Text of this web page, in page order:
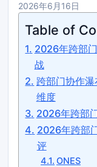
2026年6月16日
Table of
2026年跨部
战
跨部门协作
维度
2026年跨部
2026年跨部
评
ONES